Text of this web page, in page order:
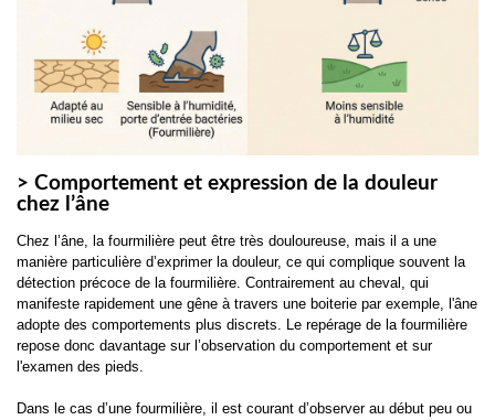
> Comportement et expression de la douleur
chez l’âne
Chez l’âne, la fourmilière peut être très douloureuse, mais il a une
manière particulière d’exprimer la douleur, ce qui complique souvent la
détection précoce de la fourmilière. Contrairement au cheval, qui
manifeste rapidement une gêne à travers une boiterie par exemple, l'âne
adopte des comportements plus discrets. Le repérage de la fourmilière
repose donc davantage sur l’observation du comportement et sur
l'examen des pieds.
Dans le cas d’une fourmilière, il est courant d’observer au début peu ou